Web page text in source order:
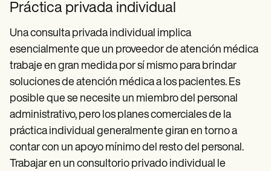
Práctica privada individual
Una consulta privada individual implica
esencialmente que un proveedor de atención médica
trabaje en gran medida por sí mismo para brindar
soluciones de atención médica a los pacientes. Es
posible que se necesite un miembro del personal
administrativo, pero los planes comerciales de la
práctica individual generalmente giran en torno a
contar con un apoyo mínimo del resto del personal.
Trabajar en un consultorio privado individual le